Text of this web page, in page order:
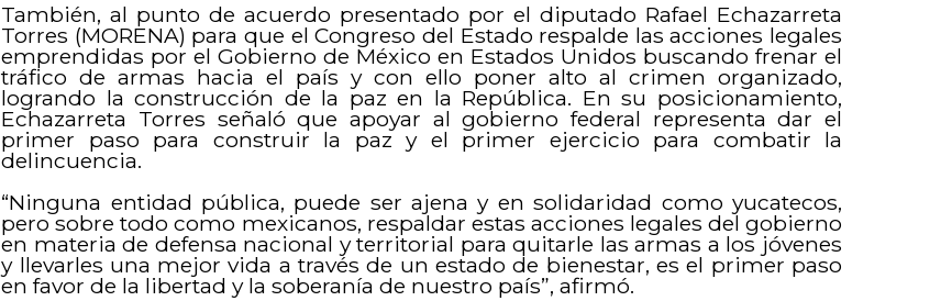
También, al punto de acuerdo presentado por el diputado Rafael Echazarreta
Torres (MORENA) para que el Congreso del Estado respalde las acciones legales
emprendidas por el Gobierno de México en Estados Unidos buscando frenar el
tráfico de armas hacia el país y con ello poner alto al crimen organizado,
logrando la construcción de la paz en la República. En su posicionamiento,
Echazarreta Torres señaló que apoyar al gobierno federal representa dar el
primer paso para construir la paz y el primer ejercicio para combatir la
delincuencia.
“Ninguna entidad pública, puede ser ajena y en solidaridad como yucatecos,
pero sobre todo como mexicanos, respaldar estas acciones legales del gobierno
en materia de defensa nacional y territorial para quitarle las armas a los jóvenes
y llevarles una mejor vida a través de un estado de bienestar, es el primer paso
en favor de la libertad y la soberanía de nuestro país”, afirmó.